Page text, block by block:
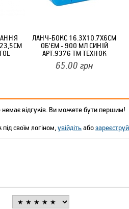
(20ШТ/УП) ОФФ 82 ПАННОЧКА
ЛАНЧ-БОКС 16.3Х10.7Х6СМ
ОБ'ЄМ - 900 МЛ СИНІЙ
АРТ.9376 ТМ ТЕХНОК
65.00 грн
відгуків. Ви можете бути першим!
своїм логіном,увійдітьабо